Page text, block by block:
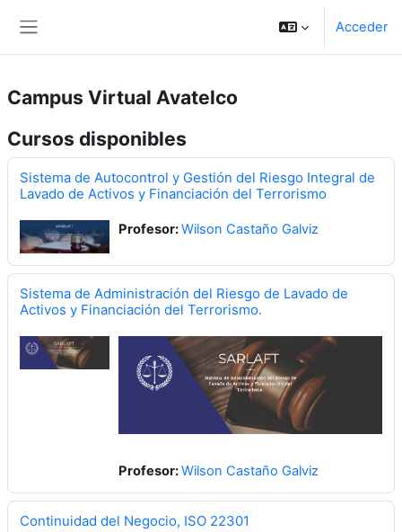
Acceder
Campus Virtual Avatelco
Cursos disponibles
Sistema de Autocontrol y Gestión del Riesgo Integral de
Lavado de Activos y Financiación del Terrorismo
Profesor:Wilson Castaño Galviz
Sistema de Administración del Riesgo de Lavado de
Activos y Financiación del Terrorismo.
Profesor:Wilson Castaño Galviz
Continuidad del Negocio, ISO 22301